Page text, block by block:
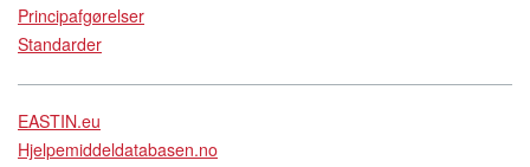
Principafgørelser
Standarder
EASTIN.eu
Hjelpemiddeldatabasen.no